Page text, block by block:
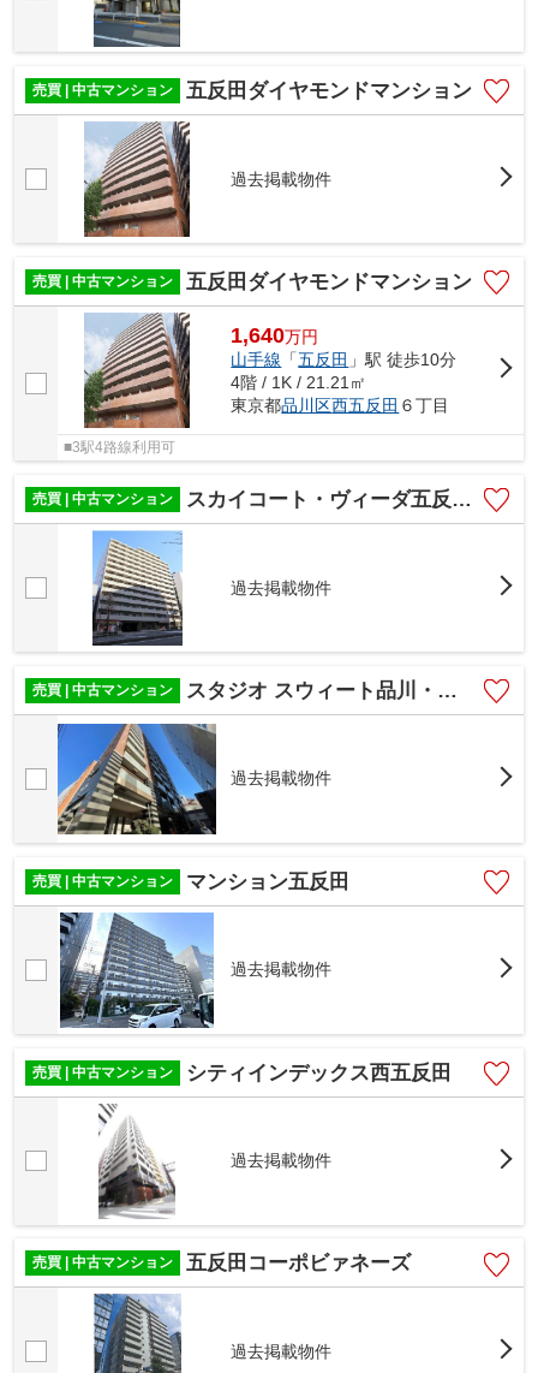
売買 | 中古マンション 五反田ダイヤモンドマンション
過去掲載物件
売買 | 中古マンション 五反田ダイヤモンドマンション
1,640万円
山手線 「五反田 」駅 徒歩10分
4階 / 1K / 21.21㎡
東京都品川区西五反田 ６丁目
■3駅4路線利用可
売買 | 中古マンション スカイコート・ヴィーダ五反田ウエスト
過去掲載物件
売買 | 中古マンション スタジオ スウィート品川・五反田
過去掲載物件
売買 | 中古マンション マンション五反田
過去掲載物件
売買 | 中古マンション シティインデックス西五反田
過去掲載物件
売買 | 中古マンション 五反田コーポビァネーズ
過去掲載物件